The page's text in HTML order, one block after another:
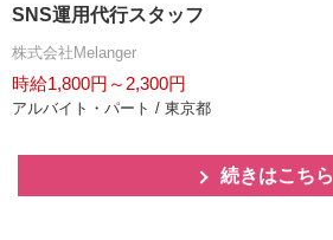
SNS運用代行スタッフ
株式会社Melanger
時給1,800円～2,300円
アルバイト・パート / 東京都
続きはこちら